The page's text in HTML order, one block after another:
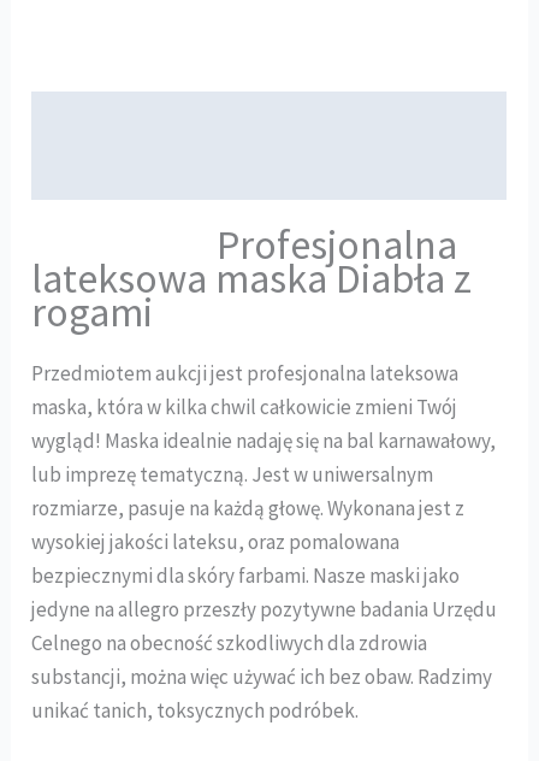
Profesjonalna
lateksowa maska Diabła z
rogami
Przedmiotem aukcji jest profesjonalna lateksowa
maska, która w kilka chwil całkowicie zmieni Twój
wygląd! Maska idealnie nadaję się na bal karnawałowy,
lub imprezę tematyczną. Jest w uniwersalnym
rozmiarze, pasuje na każdą głowę. Wykonana jest z
wysokiej jakości lateksu, oraz pomalowana
bezpiecznymi dla skóry farbami. Nasze maski jako
jedyne na allegro przeszły pozytywne badania Urzędu
Celnego na obecność szkodliwych dla zdrowia
substancji, można więc używać ich bez obaw. Radzimy
unikać tanich, toksycznych podróbek.